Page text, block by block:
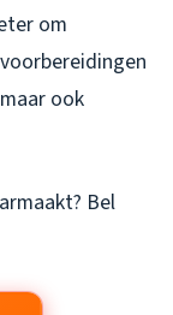
om
ook
Bel